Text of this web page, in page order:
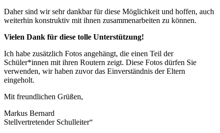
Daher sind wir sehr dankbar für diese Möglichkeit und hoffen, auch
weiterhin konstruktiv mit ihnen zusammenarbeiten zu können.
Vielen Dank für diese tolle Unterstützung!
Ich habe zusätzlich Fotos angehängt, die einen Teil der
Schüler*innen mit ihren Routern zeigt. Diese Fotos dürfen Sie
verwenden, wir haben zuvor das Einverständnis der Eltern
eingeholt.
Mit freundlichen Grüßen,
Markus Bernard
Stellvertretender Schulleiter“